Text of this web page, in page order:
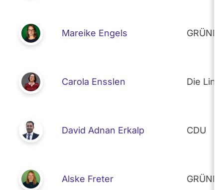
Mareike Engels GRÜNE
Carola Ensslen Die
David Adnan Erkalp CDU
Alske Freter GRÜNE